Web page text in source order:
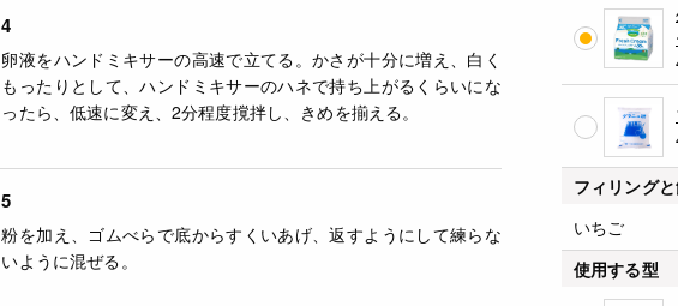
フィリングと
いちご
使用する型
4
卵液をハンドミキサーの高速で立てる。かさが十分に増え、白く
もったりとして、ハンドミキサーのハネで持ち上がるくらいにな
ったら、低速に変え、2分程度撹拌し、きめを揃える。
5
粉を加え、ゴムべらで底からすくいあげ、返すようにして練らな
いように混ぜる。